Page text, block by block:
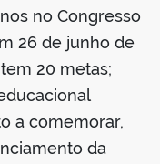
no Congresso
26 de junho de
20 metas;
a comemorar,
da